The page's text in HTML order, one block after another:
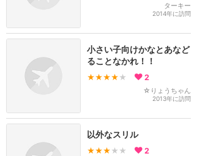
ターキー
2014年に訪問
小さい子向けかなとあなど
ることなかれ！！
★★★★ ★ 2
☆りょうちゃん
2013年に訪問
以外なスリル
★★★ ★★ 2